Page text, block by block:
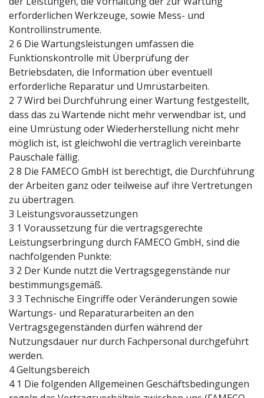
erforderlichen Werkzeuge, sowie Mess- und
Kontrollinstrumente.
2 6 Die Wartungsleistungen umfassen die
Funktionskontrolle mit Überprüfung der
Betriebsdaten, die Information über eventuell
erforderliche Reparatur und Umrüstarbeiten.
2 7 Wird bei Durchführung einer Wartung festgestellt,
dass das zu Wartende nicht mehr verwendbar ist, und
eine Umrüstung oder Wiederherstellung nicht mehr
möglich ist, ist gleichwohl die vertraglich vereinbarte
Pauschale fällig.
2 8 Die FAMECO GmbH ist berechtigt, die Durchführung
der Arbeiten ganz oder teilweise auf ihre Vertretungen
zu übertragen.
3 Leistungsvoraussetzungen
3 1 Voraussetzung für die vertragsgerechte
Leistungserbringung durch FAMECO GmbH, sind die
nachfolgenden Punkte:
3 2 Der Kunde nutzt die Vertragsgegenstände nur
bestimmungsgemäß.
3 3 Technische Eingriffe oder Veränderungen sowie
Wartungs- und Reparaturarbeiten an den
Vertragsgegenständen dürfen während der
Nutzungsdauer nur durch Fachpersonal durchgeführt
werden.
4 Geltungsbereich
4 1 Die folgenden Allgemeinen Geschäftsbedingungen